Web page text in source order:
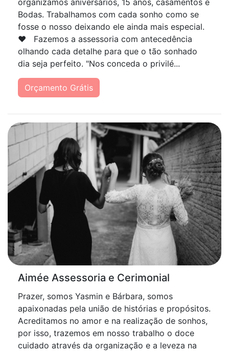
organizamos aniversários, 15 anos, casamentos e
Bodas. Trabalhamos com cada sonho como se
fosse o nosso deixando ele ainda mais especial.
❤️ Fazemos a assessoria com antecedência
olhando cada detalhe para que o tão sonhado
dia seja perfeito. "Nos conceda o privilé...
Orçamento Grátis
Aimée Assessoria e Cerimonial
Prazer, somos Yasmin e Bárbara, somos
apaixonadas pela união de histórias e propósitos.
Acreditamos no amor e na realização de sonhos,
por isso, trazemos em nosso trabalho o doce
cuidado através da organização e a leveza na